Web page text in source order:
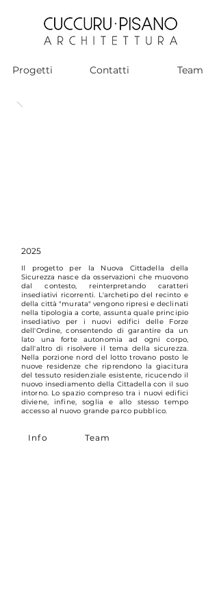
Team
Contatti
Progetti
2025
Il progetto per la Nuova Cittadella della
Sicurezza nasce da osservazioni che muovono
dal contesto, reinterpretando caratteri
insediativi ricorrenti. L'archetipo del recinto e
della città "murata" vengono ripresi e declinati
nella tipologia a corte, assunta quale principio
insediativo per i nuovi edifici delle Forze
dell'Ordine, consentendo di garantire da un
lato una forte autonomia ad ogni corpo,
dall'altro di risolvere il tema della sicurezza.
Nella porzione nord del lotto trovano posto le
nuove residenze che riprendono la giacitura
del tessuto residenziale esistente, ricucendo il
nuovo insediamento della Cittadella con il suo
intorno. Lo spazio compreso tra i nuovi edifici
diviene, infine, soglia e allo stesso tempo
accesso al nuovo grande parco pubblico.
Info Team